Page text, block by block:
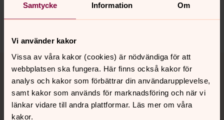
Samtycke Information Om
Vi använder kakor
Vissa av våra kakor (cookies) är nödvändiga för att
webbplatsen ska fungera. Här finns också kakor för
analys och kakor som förbättrar din användarupplevelse,
samt kakor som används för marknadsföring och när vi
länkar vidare till andra plattformar. Läs mer om våra
kakor.
sanktmatteus.info@svenskakyrkan.se
Tillbaka till toppen
Tillbaka till innehållet
Kontakt